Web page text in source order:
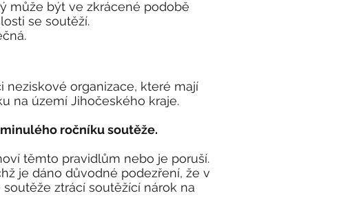
může být ve zkrácené podobě
se soutěží.
neziskové organizace, které mají
na území Jihočeského kraje.
ročníku soutěže.
těmto pravidlům nebo je poruší.
je dáno důvodné podezření, že v
ztrácí soutěžící nárok na